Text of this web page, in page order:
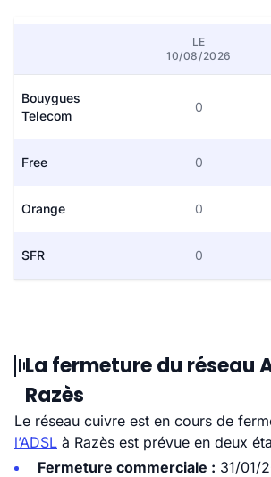
LE
10/08/2026
Bouygues
Telecom
0
Free 0
Orange 0
SFR 0
La fermeture du réseau
Razès
Le réseau cuivre est en cours de
l’ADSL à Razès est prévue en deux
Fermeture commerciale : 31/01/